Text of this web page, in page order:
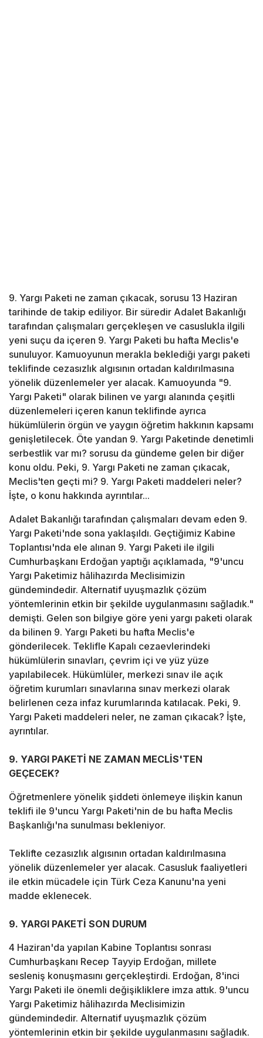
9. Yargı Paketi ne zaman çıkacak, sorusu 13 Haziran
tarihinde de takip ediliyor. Bir süredir Adalet Bakanlığı
tarafından çalışmaları gerçekleşen ve casuslukla ilgili
yeni suçu da içeren 9. Yargı Paketi bu hafta Meclis'e
sunuluyor. Kamuoyunun merakla beklediği yargı paketi
teklifinde cezasızlık algısının ortadan kaldırılmasına
yönelik düzenlemeler yer alacak. Kamuoyunda "9.
Yargı Paketi" olarak bilinen ve yargı alanında çeşitli
düzenlemeleri içeren kanun teklifinde ayrıca
hükümlülerin örgün ve yaygın öğretim hakkının kapsamı
genişletilecek. Öte yandan 9. Yargı Paketinde denetimli
serbestlik var mı? sorusu da gündeme gelen bir diğer
konu oldu. Peki, 9. Yargı Paketi ne zaman çıkacak,
Meclis'ten geçti mi? 9. Yargı Paketi maddeleri neler?
İşte, o konu hakkında ayrıntılar...
Adalet Bakanlığı tarafından çalışmaları devam eden 9.
Yargı Paketi'nde sona yaklaşıldı. Geçtiğimiz Kabine
Toplantısı'nda ele alınan 9. Yargı Paketi ile ilgili
Cumhurbaşkanı Erdoğan yaptığı açıklamada, "9'uncu
Yargı Paketimiz hâlihazırda Meclisimizin
gündemindedir. Alternatif uyuşmazlık çözüm
yöntemlerinin etkin bir şekilde uygulanmasını sağladık."
demişti. Gelen son bilgiye göre yeni yargı paketi olarak
da bilinen 9. Yargı Paketi bu hafta Meclis'e
gönderilecek. Teklifle Kapalı cezaevlerindeki
hükümlülerin sınavları, çevrim içi ve yüz yüze
yapılabilecek. Hükümlüler, merkezi sınav ile açık
öğretim kurumları sınavlarına sınav merkezi olarak
belirlenen ceza infaz kurumlarında katılacak. Peki, 9.
Yargı Paketi maddeleri neler, ne zaman çıkacak? İşte,
ayrıntılar.
9. YARGI PAKETİ NE ZAMAN MECLİS'TEN
GEÇECEK?
Öğretmenlere yönelik şiddeti önlemeye ilişkin kanun
teklifi ile 9'uncu Yargı Paketi'nin de bu hafta Meclis
Başkanlığı'na sunulması bekleniyor.
Teklifte cezasızlık algısının ortadan kaldırılmasına
yönelik düzenlemeler yer alacak. Casusluk faaliyetleri
ile etkin mücadele için Türk Ceza Kanunu'na yeni
madde eklenecek.
9. YARGI PAKETİ SON DURUM
4 Haziran'da yapılan Kabine Toplantısı sonrası
Cumhurbaşkanı Recep Tayyip Erdoğan, millete
sesleniş konuşmasını gerçekleştirdi. Erdoğan, 8'inci
Yargı Paketi ile önemli değişikliklere imza attık. 9'uncu
Yargı Paketimiz hâlihazırda Meclisimizin
gündemindedir. Alternatif uyuşmazlık çözüm
yöntemlerinin etkin bir şekilde uygulanmasını sağladık.